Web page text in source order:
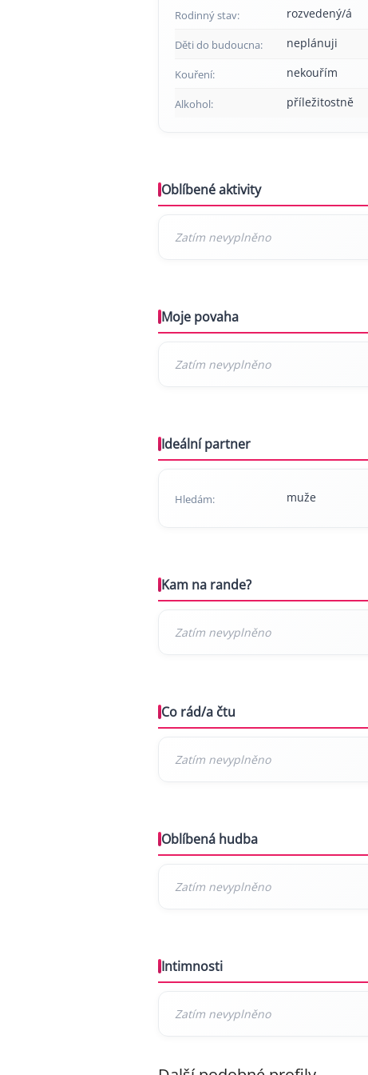
Rodinný stav: rozvedený/á
Děti do budoucna: neplánuji
Kouření: nekouřím
Alkohol: příležitostně
Oblíbené aktivity
Moje povaha
Ideální partner
Hledám: muže
Kam na rande?
Co rád/a čtu
Oblíbená hudba
Intimnosti